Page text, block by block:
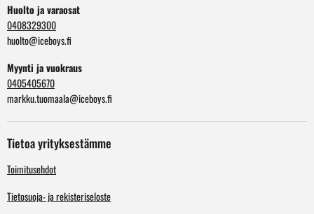
Huolto ja varaosat
0408329300
huolto@iceboys.fi
Myynti ja vuokraus
0405405670
markku.tuomaala@iceboys.fi
Tietoa yrityksestämme
Toimitusehdot
Tietosuoja- ja rekisteriseloste